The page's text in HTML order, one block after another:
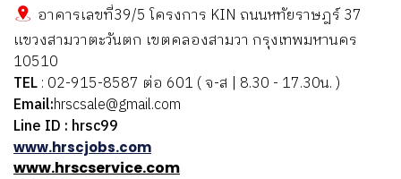
อาคารเลขที่39/5 โครงการ KIN ถนนหทัยราษฎร์ 37
แขวงสามวาตะวันตก เขตคลองสามวา กรุงเทพมหานคร
10510
TEL: 02-915-8587 ต่อ 601 ( จ-ส | 8.30 - 17.30น. )
Email:hrscsale@gmail.com
Line ID : hrsc99
www.hrscjobs.com
www.hrscservice.com